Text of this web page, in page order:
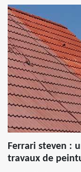
Ferrari steven :
travaux de